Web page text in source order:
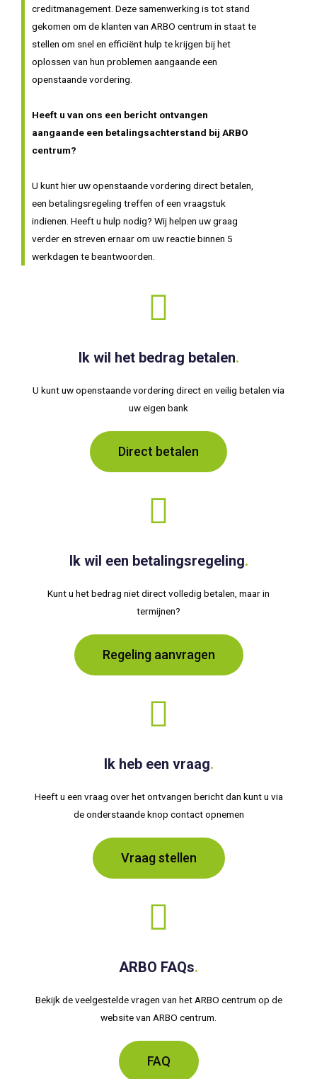
creditmanagement. Deze samenwerking is tot stand
gekomen om de klanten van ARBO centrum in staat te
stellen om snel en efficiënt hulp te krijgen bij het
oplossen van hun problemen aangaande een
openstaande vordering.
Heeft u van ons een bericht ontvangen
aangaande een betalingsachterstand bij ARBO
centrum?
U kunt hier uw openstaande vordering direct betalen,
een betalingsregeling treffen of een vraagstuk
indienen. Heeft u hulp nodig? Wij helpen uw graag
verder en streven ernaar om uw reactie binnen 5
werkdagen te beantwoorden.
Ik wil het bedrag betalen.
U kunt uw openstaande vordering direct en veilig betalen via
uw eigen bank
Direct betalen
Ik wil een betalingsregeling.
Kunt u het bedrag niet direct volledig betalen, maar in
termijnen?
Regeling aanvragen
Ik heb een vraag.
Heeft u een vraag over het ontvangen bericht dan kunt u via
de onderstaande knop contact opnemen
Vraag stellen
ARBO FAQs.
Bekijk de veelgestelde vragen van het ARBO centrum op de
website van ARBO centrum.
FAQ